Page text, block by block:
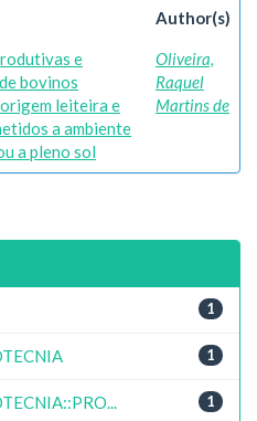
Author(s)
e
bovinos
leiteira e
a ambiente
a pleno sol
Oliveira,
Raquel
Martins de
1
1
1